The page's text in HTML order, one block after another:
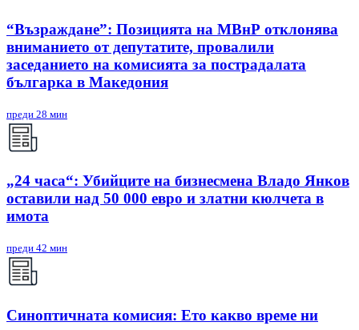
“Възраждане”: Позицията на МВнР отклонява
вниманието от депутатите, провалили
заседанието на комисията за пострадалата
българка в Македония
преди 28 мин
„24 часа“: Убийците на бизнесмена Владо Янков
оставили над 50 000 евро и златни кюлчета в
имота
преди 42 мин
Синоптичната комисия: Ето какво време ни